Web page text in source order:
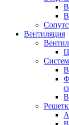
Вентиляция